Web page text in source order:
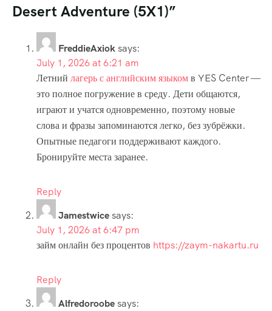
Desert Adventure (5X1)”
FreddieAxioksays:
July 1, 2026 at 6:21 am
Летний лагерь с английским языкомв YES Center —
это полное погружение в среду. Дети общаются,
играют и учатся одновременно, поэтому новые
слова и фразы запоминаются легко, без зубрёжки.
Опытные педагоги поддерживают каждого.
Бронируйте места заранее.
Reply
Jamestwicesays:
July 1, 2026 at 6:47 pm
займ онлайн без процентов https://zaym-nakartu.ru
Reply
Alfredoroobesays: